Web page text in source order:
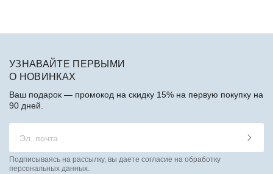
УЗНАВАЙТЕ ПЕРВЫМИ
О НОВИНКАХ
Ваш подарок — промокод на скидку 15% на первую покупку на
90 дней.
Подписываясь на рассылку, вы даете согласие на обработку
персональных данных.